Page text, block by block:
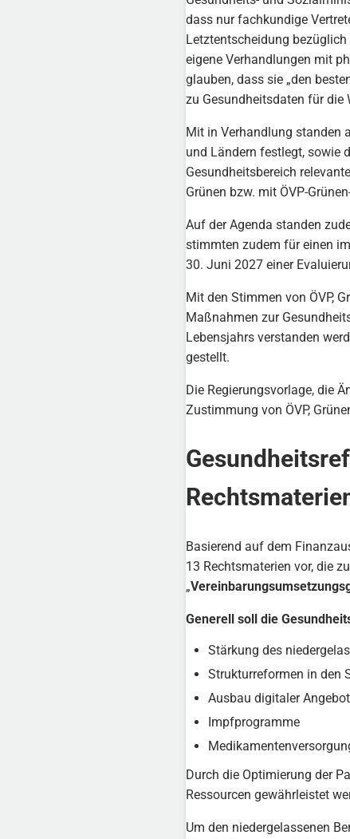
dass nur fachkundige
Letztentscheidung
eigene Verhandlungen mit
glauben, dass sie „den
zu Gesundheitsdaten für die
Mit in Verhandlung standen
und Ländern festlegt, sowie
Gesundheitsbereich
Grünen bzw. mit ÖVP-
Auf der Agenda standen
stimmten zudem für einen
30. Juni 2027 einer
Mit den Stimmen von ÖVP,
Maßnahmen zur
Lebensjahrs verstanden
gestellt.
Die Regierungsvorlage, die
Zustimmung von ÖVP,
Basierend auf dem
13 Rechtsmaterien vor, die
„
Generell soll die
Stärkung des
Strukturreformen in den
Ausbau digitaler
Impfprogramme
Durch die Optimierung der
Ressourcen gewährleistet
Um den niedergelassenen